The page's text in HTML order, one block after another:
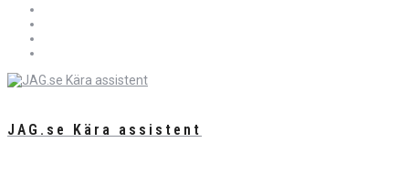
JAG.se Kära assistent